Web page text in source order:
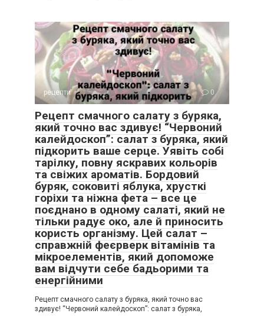
рецепти 0
Рецепт смачного салату з буряка,
який точно вас здивує! “Червоний
калейдоскоп”: салат з буряка, який
підкорить ваше серце. Уявіть собі
тарілку, повну яскравих кольорів
та свіжих ароматів. Бордовий
буряк, соковиті яблука, хрусткі
горіхи та ніжна фета – все це
поєднано в одному салаті, який не
тільки радує око, але й приносить
користь організму. Цей салат –
справжній феєрверк вітамінів та
мікроелементів, який допоможе
вам відчути себе бадьорими та
енергійними
Рецепт смачного салату з буряка, який точно вас
здивує! “Червоний калейдоскоп”: салат з буряка,